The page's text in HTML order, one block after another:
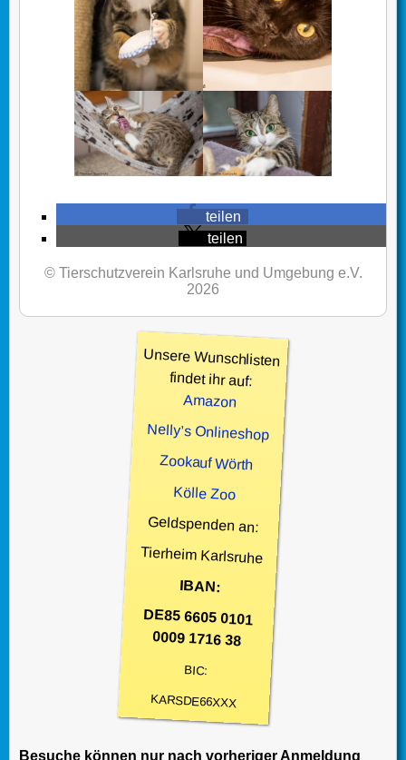
teilen
teilen
© Tierschutzverein Karlsruhe und Umgebung e.V.
2026
Unsere Wunschlisten
findet ihr auf:
Amazon
Nelly’s Onlineshop
Zookauf Wörth
Kölle Zoo
Geldspenden an:
Tierheim Karlsruhe
IBAN:
DE85 6605 0101
0009 1716 38
BIC:
KARSDE66XXX
Besuche können nur nach vorheriger Anmeldung